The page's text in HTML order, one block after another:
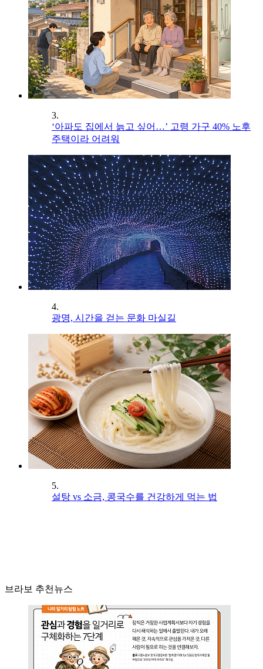
3.
‘아파도 집에서 늙고 싶어…’ 고령 가구 40% 노후
주택이라 어려워
4.
광명, 시간을 걷는 문화 마실길
5.
설탕 vs 소금, 콩국수를 건강하게 먹는 법
브라보 추천뉴스